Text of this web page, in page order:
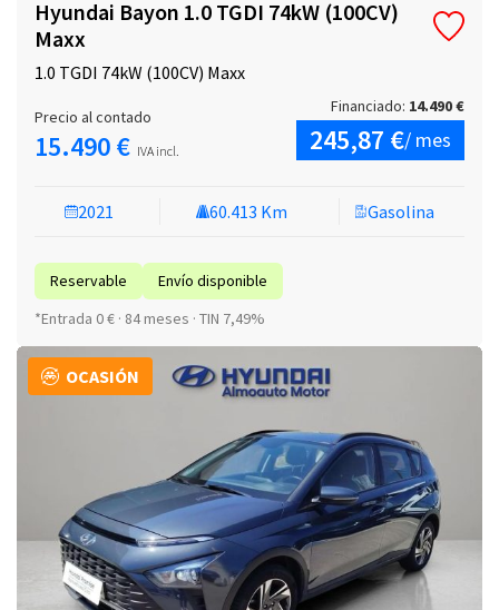
Hyundai Bayon 1.0 TGDI 74kW (100CV)
Maxx
1.0 TGDI 74kW (100CV) Maxx
2021 60.413 Km Gasolina
Reservable
Envío disponible
*Entrada 0 € · 84 meses · TIN 7,49%
Precio al contado
15.490 € IVA incl.
Financiado: 14.490 €
245,87 €/ mes
OCASIÓN